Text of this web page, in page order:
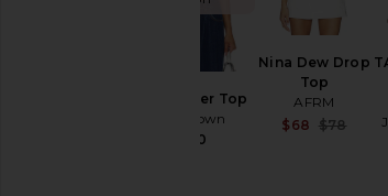
Ash Bustier Top
superdown
$100
Nina Dew Drop
Top
AFRM
$68 $78